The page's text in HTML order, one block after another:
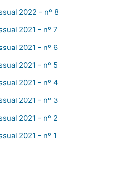
2022 – nº 8
2021 – nº 7
2021 – nº 6
2021 – nº 5
2021 – nº 4
2021 – nº 3
2021 – nº 2
2021 – nº 1